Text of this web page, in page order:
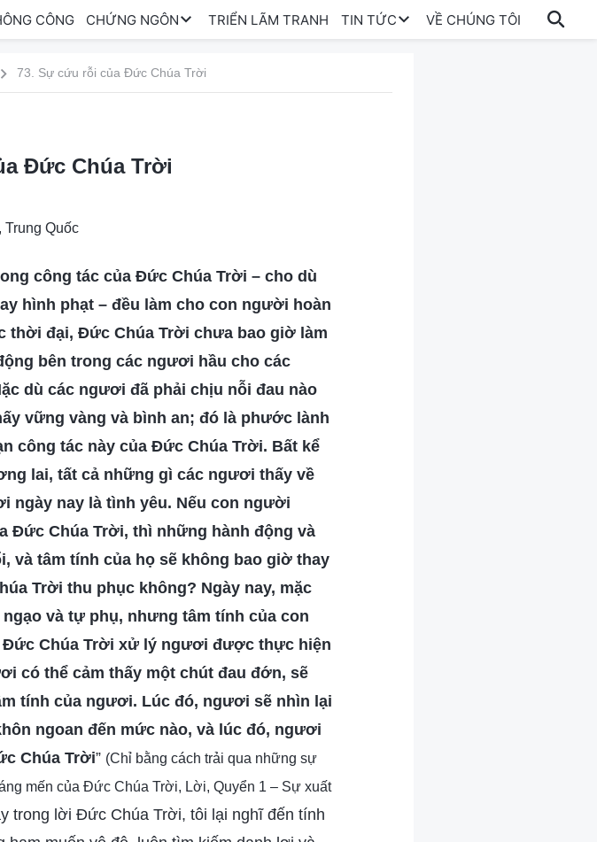
CÔNG CHỨNG NGÔN TRIỂN LÃM TRANH TIN TỨC VỀ CHÚNG TÔI
73. Sự cứu rỗi của Đức Chúa Trời
Đức Chúa Trời
Trung Quốc
công tác của Đức Chúa Trời – cho dù
hình phạt – đều làm cho con người hoàn
thời đại, Đức Chúa Trời chưa bao giờ làm
bên trong các ngươi hầu cho các
dù các ngươi đã phải chịu nỗi đau nào
vững vàng và bình an; đó là phước lành
công tác này của Đức Chúa Trời. Bất kể
lai, tất cả những gì các ngươi thấy về
ngày nay là tình yêu. Nếu con người
Đức Chúa Trời, thì những hành động và
và tâm tính của họ sẽ không bao giờ thay
Trời thu phục không? Ngày nay, mặc
và tự phụ, nhưng tâm tính của con
Chúa Trời xử lý ngươi được thực hiện
có thể cảm thấy một chút đau đớn, sẽ
tính của ngươi. Lúc đó, ngươi sẽ nhìn lại
ngoan đến mức nào, và lúc đó, ngươi
Chúa Trời” (Chỉ bằng cách trải qua những sự
mến của Đức Chúa Trời, Lời, Quyển 1 – Sự xuất
trong lời Đức Chúa Trời, tôi lại nghĩ đến tính